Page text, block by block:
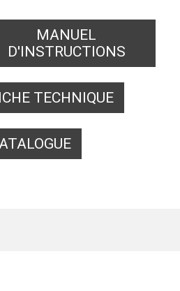
MANUEL
D'INSTRUCTIONS
TECHNIQUE